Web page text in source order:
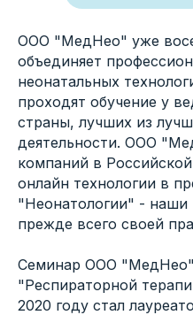
ООО "МедНео" уже
объединяет
неонатальных
проходят обучение у
страны, лучших из
деятельности. ООО
компаний в
онлайн технологии в
"Неонатологии" - наши
прежде всего своей
Семинар ООО
"Респираторной
2020 году стал